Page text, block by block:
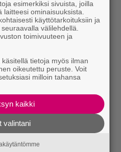
esimerkiksi sivuista, joilla
ominaisuuksista.
käyttötarkoituksiin ja
välilehdellä.
toimivuuteen ja
tietoja myös ilman
oikeutettu peruste. Voit
milloin tahansa
kaikki
valintani